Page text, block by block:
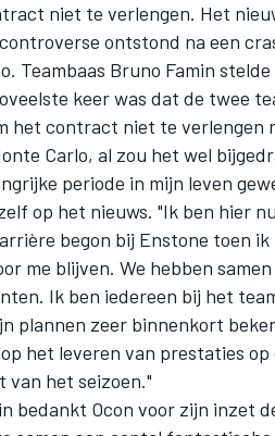
niet te verlengen. Het
ontstond na een
Teambaas Bruno Famin
keer was dat de twee
het contract niet te
Carlo, al zou het wel
periode in mijn leven
op het nieuws. "Ik ben hier
begon bij Enstone toen
me blijven. We hebben
Ik ben iedereen bij het
plannen zeer binnenkort
het leveren van prestaties
van het seizoen."
bedankt Ocon voor zijn inzet